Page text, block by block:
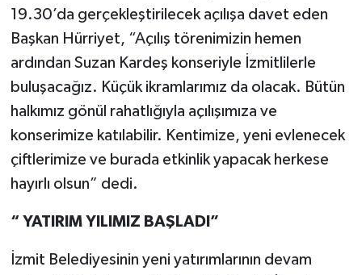
19.30’da gerçekleştirilecek açılışa davet eden
Başkan Hürriyet, “Açılış törenimizin hemen
ardından Suzan Kardeş konseriyle İzmitlilerle
buluşacağız. Küçük ikramlarımız da olacak. Bütün
halkımız gönül rahatlığıyla açılışımıza ve
konserimize katılabilir. Kentimize, yeni evlenecek
çiftlerimize ve burada etkinlik yapacak herkese
hayırlı olsun” dedi.
“ YATIRIM YILIMIZ BAŞLADI”
İzmit Belediyesinin yeni yatırımlarının devam